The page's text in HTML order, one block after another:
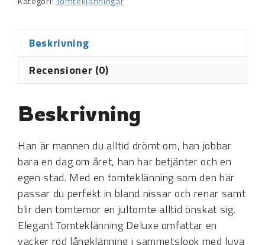
Beskrivning
Recensioner (0)
Beskrivning
Han är mannen du alltid drömt om, han jobbar
bara en dag om året, han har betjänter och en
egen stad. Med en tomteklänning som den här
passar du perfekt in bland nissar och renar samt
blir den tomtemor en jultomte alltid önskat sig.
Elegant Tomteklänning Deluxe omfattar en
vacker röd långklänning i sammetslook med luva